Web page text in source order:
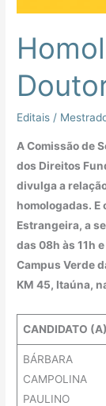
Editais /
A Comissão de
dos Direitos
divulga a
homologadas. E
Estrangeira, a
das 08h às 11h
Campus Verde
KM 45, Itaúna,
CANDIDATO (A)
BÁRBARA
CAMPOLINA
PAULINO